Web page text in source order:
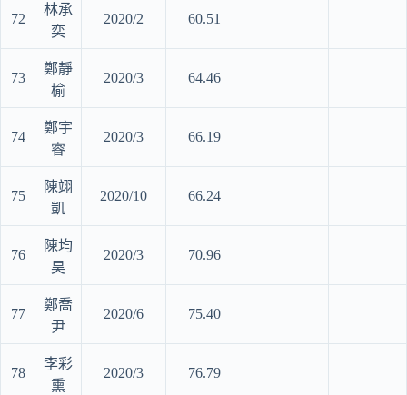
72
林承
奕
2020/2 60.51
73
鄭靜
榆
2020/3 64.46
74
鄭宇
睿
2020/3 66.19
75
陳翊
凱
2020/10 66.24
76
陳均
昊
2020/3 70.96
77
鄭喬
尹
2020/6 75.40
78
李彩
熏
2020/3 76.79